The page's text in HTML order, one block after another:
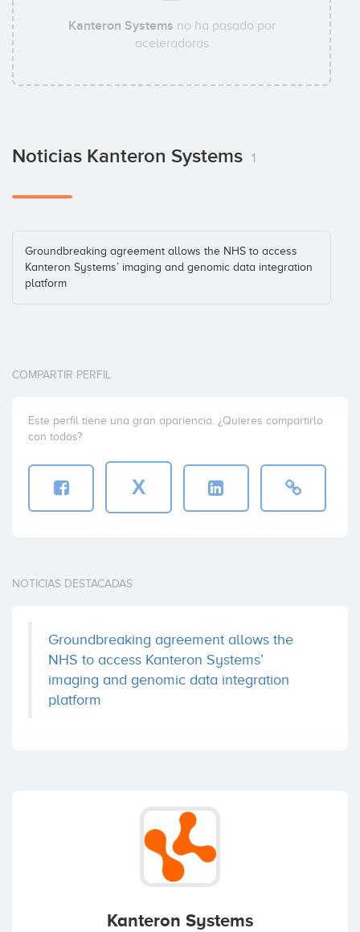
Kanteron Systems no ha pasado por
aceleradoras
Noticias Kanteron Systems 1
Groundbreaking agreement allows the NHS to access
Kanteron Systems’ imaging and genomic data integration
platform
COMPARTIR PERFIL
Este perfil tiene una gran apariencia. ¿Quieres compartirlo
con todos?
X
NOTICIAS DESTACADAS
Groundbreaking agreement allows the
NHS to access Kanteron Systems’
imaging and genomic data integration
platform
Kanteron Systems